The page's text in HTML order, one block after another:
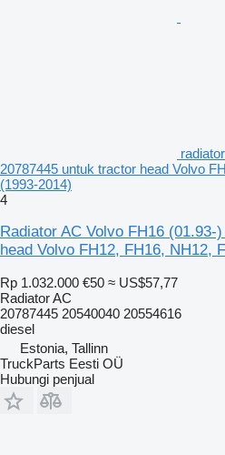
20787445 untuk tractor head Volvo
(1993-2014)
4
Radiator AC Volvo FH16 (01.93-
head Volvo FH12, FH16, NH12,
Rp 1.032.000 €50 ≈ US$57,77
Radiator AC
20787445 20540040 20554616
diesel
Estonia, Tallinn
TruckParts Eesti OÜ
Hubungi penjual